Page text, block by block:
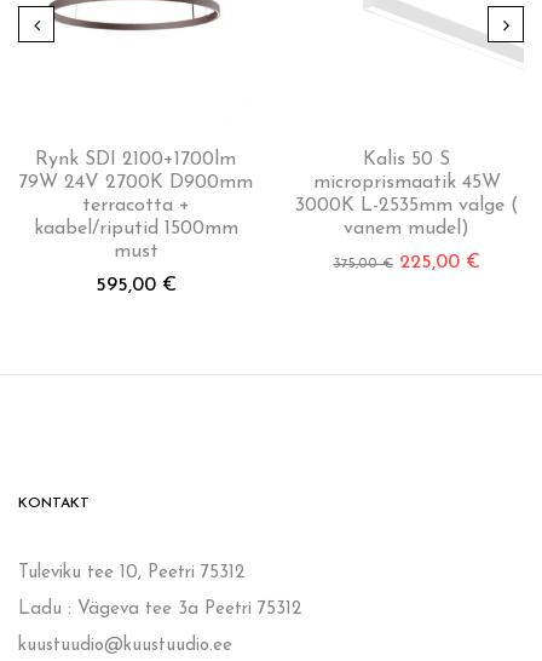
Rynk SDI 2100+1700lm
79W 24V 2700K D900mm
terracotta +
kaabel/riputid 1500mm
must
595,00 €
Kalis 50 S
microprismaatik 45W
3000K L-2535mm valge (
vanem mudel)
375,00€ 225,00 €
KONTAKT
Tuleviku tee 10, Peetri 75312
Ladu : Vägeva tee 3a Peetri 75312
kuustuudio@kuustuudio.ee